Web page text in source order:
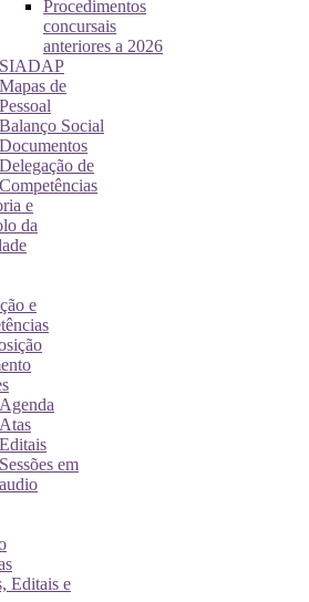
Procedimentos
concursais
anteriores a 2026
SIADAP
Mapas de
Pessoal
Balanço Social
Documentos
Delegação de
Competências
e
da
e
Agenda
Atas
Editais
Sessões em
audio
Editais e